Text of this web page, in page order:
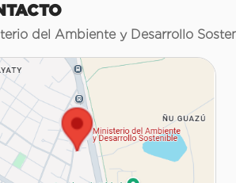
del Ambiente y Desarrollo